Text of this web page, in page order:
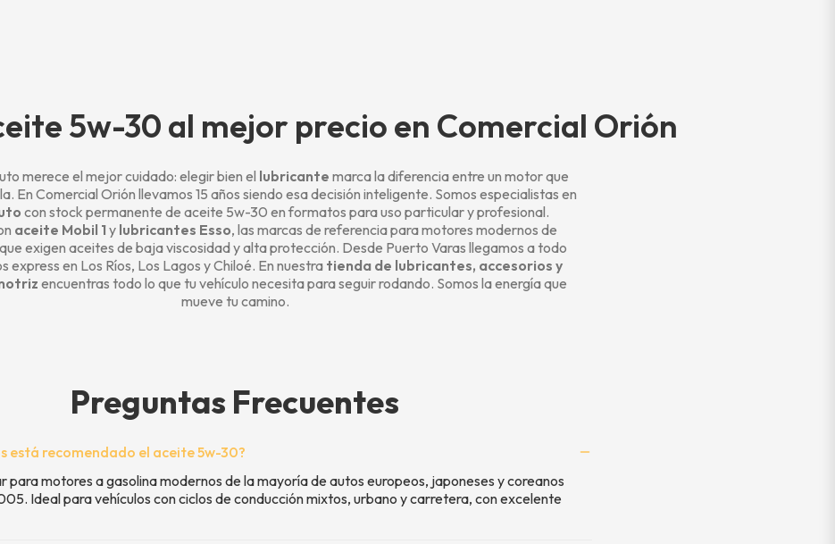
5w-30 al mejor precio en Comercial Orión
merece el mejor cuidado: elegir bien el lubricante marca la diferencia entre un motor que
En Comercial Orión llevamos 15 años siendo esa decisión inteligente. Somos especialistas en
con stock permanente de aceite 5w-30 en formatos para uso particular y profesional.
aceite Mobil 1y lubricantes Esso, las marcas de referencia para motores modernos de
exigen aceites de baja viscosidad y alta protección. Desde Puerto Varas llegamos a todo
express en Los Ríos, Los Lagos y Chiloé. En nuestra tienda de lubricantes, accesorios y
encuentras todo lo que tu vehículo necesita para seguir rodando. Somos la energía que
mueve tu camino.
Preguntas Frecuentes
está recomendado el aceite 5w-30?
para motores a gasolina modernos de la mayoría de autos europeos, japoneses y coreanos
Ideal para vehículos con ciclos de conducción mixtos, urbano y carretera, con excelente